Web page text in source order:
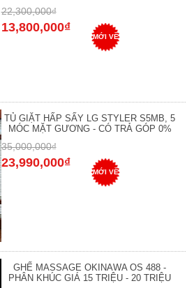
22,300,000₫
13,800,000₫
MỚI VỀ
TỦ GIẶT HẤP SẤY LG STYLER S5MB, 5
MÓC MẶT GƯƠNG - CÓ TRẢ GÓP 0%
35,000,000₫
23,990,000₫
MỚI VỀ
GHẾ MASSAGE OKINAWA OS 488 -
PHÂN KHÚC GIÁ 15 TRIỆU - 20 TRIỆU